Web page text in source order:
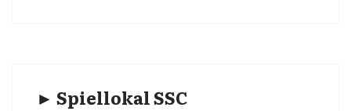
► Spiellokal SSC